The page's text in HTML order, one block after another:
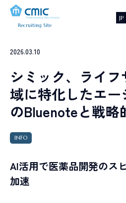
Recruiting Site
JP
シミックについて
JOB
仕事について
IN
CROSSTALK
クロストーク
Graduate
新卒採用
Career
キャリア採用
Disability
Referral
2026.03.10
シミック、ライ
域に特化したエー
のBluenoteと戦略
INFO
AI活用で医薬品開発のス
加速